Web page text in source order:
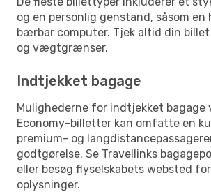
og en personlig genstand, såsom en
bærbar computer. Tjek altid din
og vægtgrænser.
Indtjekket bagage
Mulighederne for indtjekket bagage
Economy-billetter kan omfatte en
premium- og
godtgørelse. Se Travellinks
eller besøg flyselskabets websted
oplysninger.